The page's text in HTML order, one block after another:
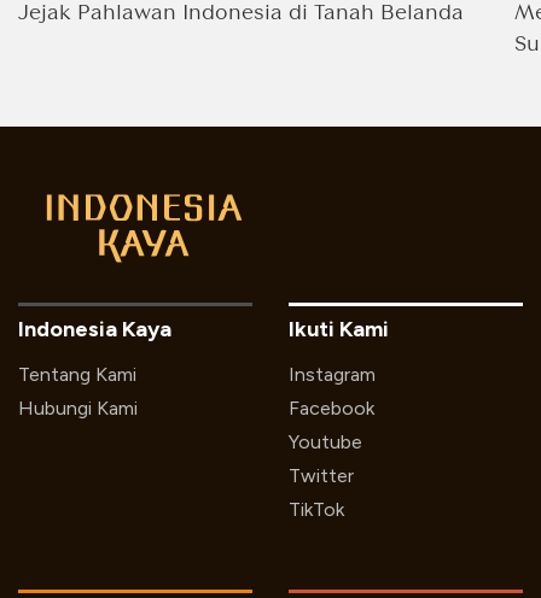
Jejak Pahlawan Indonesia di Tanah Belanda
Indonesia Kaya
Tentang Kami
Hubungi Kami
Ikuti Kami
Instagram
Facebook
Youtube
Twitter
TikTok